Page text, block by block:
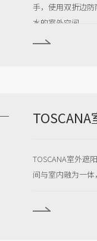
手，使用双折边
水的室外空间。
TOSCANA室外遮
间与室内融为一体